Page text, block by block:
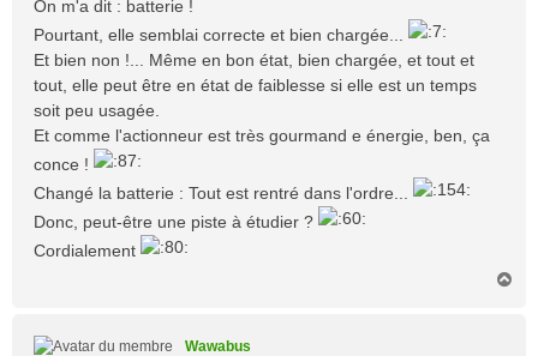
On m'a dit : batterie !
Pourtant, elle semblai correcte et bien chargée...
Et bien non !... Même en bon état, bien chargée, et tout et
tout, elle peut être en état de faiblesse si elle est un temps
soit peu usagée.
Et comme l'actionneur est très gourmand e énergie, ben, ça
conce !
Changé la batterie : Tout est rentré dans l'ordre...
Donc, peut-être une piste à étudier ?
Cordialement
Wawabus